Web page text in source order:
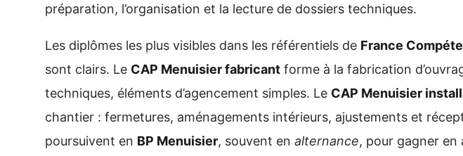
préparation, l’organisation et la lecture de dossiers techniques.
Les diplômes les plus visibles dans les référentiels de France
sont clairs. Le CAP Menuisier fabricant forme à la fabrication
techniques, éléments d’agencement simples. Le CAP Menuisier
chantier : fermetures, aménagements intérieurs, ajustements et
poursuivent en BP Menuisier, souvent en alternance, pour gagner